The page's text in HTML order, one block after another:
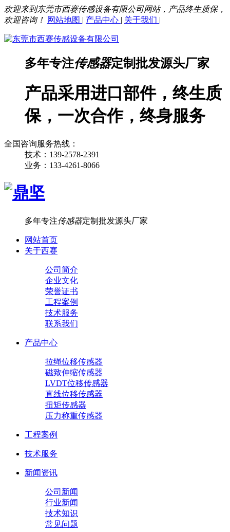
欢迎来到东莞市西赛传感设备有限公司网站，产品终生质保，
欢迎咨询！ 网站地图 | 产品中心 | 关于我们 |
多年专注传感器定制批发源头厂家
产品采用进口部件，终生质
保，一次合作，终身服务
全国咨询服务热线：
技术：139-2578-2391
业务：133-4261-8066
多年专注传感器定制批发源头厂家
网站首页
关于西赛
公司简介
企业文化
荣誉证书
工程案例
技术服务
联系我们
产品中心
拉绳位移传感器
磁致伸缩传感器
LVDT位移传感器
直线位移传感器
扭矩传感器
压力称重传感器
工程案例
技术服务
新闻资讯
公司新闻
行业新闻
技术知识
常见问题